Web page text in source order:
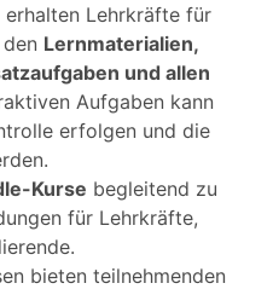
Lehrkräfte für
Lernmaterialien,
und allen
Aufgaben kann
erfolgen und die
Kurse begleitend zu
für Lehrkräfte,
bieten teilnehmenden